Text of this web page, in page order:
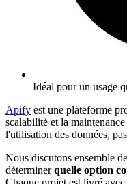
Idéal pour un usage
Apify est une plateforme
scalabilité et la
l'utilisation des données,
Nous discutons ensemble
déterminerquelle option